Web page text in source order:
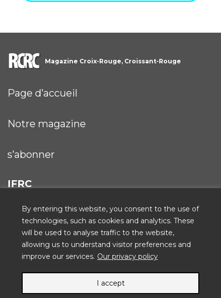
By entering this website, you consent to the use of
technologies, such as cookies and analytics. These
will be used to analyse traffic to the website,
allowing us to understand visitor preferences and
improve our services. Our privacy policy
I accept
Magazine Croix-Rouge, Croissant-Rouge
Page d’accueil
Notre magazine
s’abonner
IFRC
ICRC